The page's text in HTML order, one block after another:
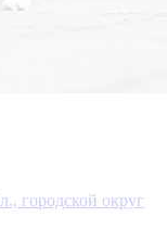
городской округ